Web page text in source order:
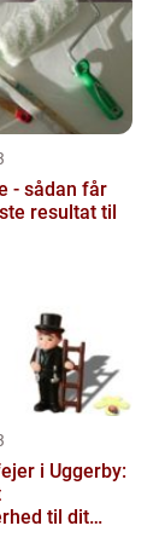
- sådan får
resultat til
i Uggerby:
til dit